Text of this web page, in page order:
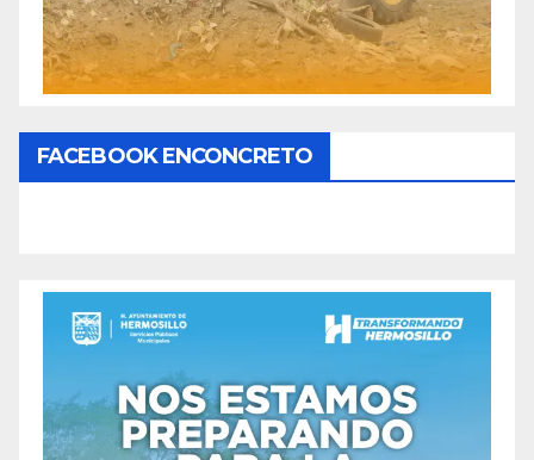
FACEBOOK ENCONCRETO